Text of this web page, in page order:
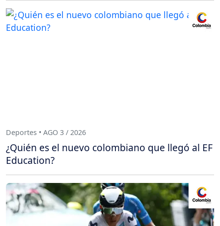
Deportes • AGO 3 / 2026
¿Quién es el nuevo colombiano que llegó al EF
Education?